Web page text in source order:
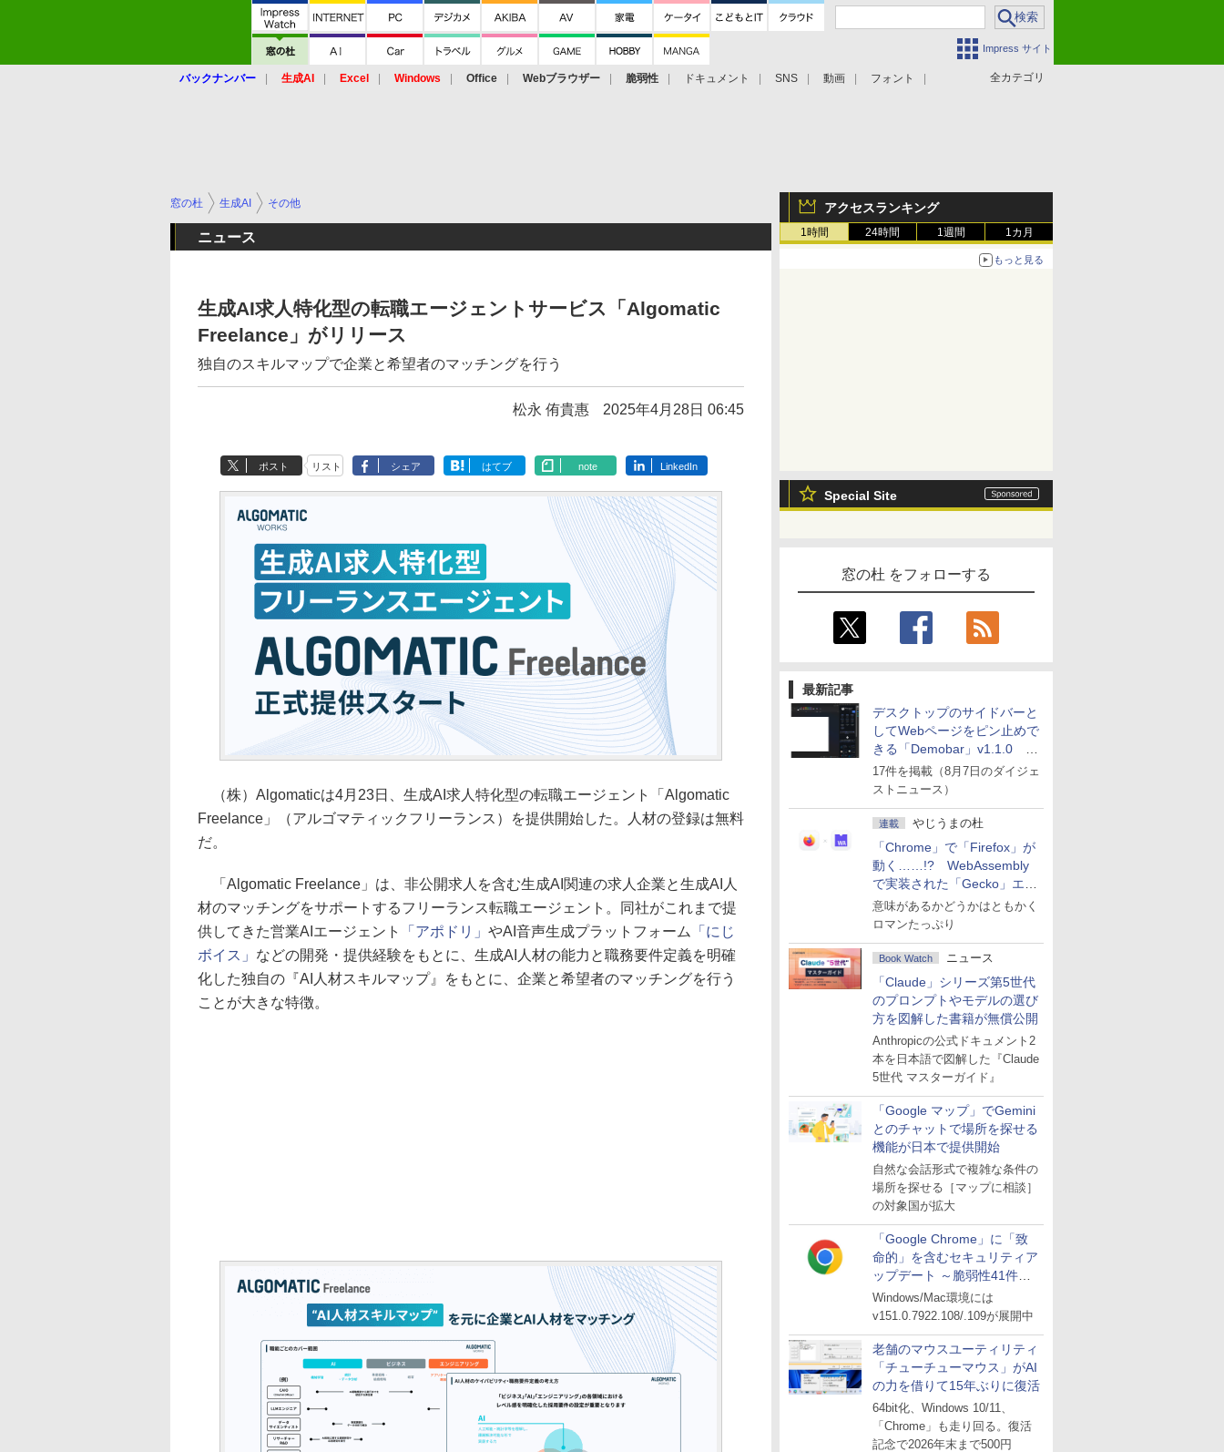
Impress サイト
全カテゴリ
バックナンバー 生成AI Excel Windows Office Webブラウザー 脆弱性 ドキュメント SNS 動画 フォント
アクセスランキング
1時間 24時間 1週間 1カ月
もっと見る
Special Site
窓の杜 をフォローする
最新記事
デスクトップのサイドバーと
してWebページをピン止めで
きる「Demobar」v1.1.0 ほ
か
17件を掲載（8月7日のダイジェ
ストニュース）
連載 やじうまの杜
「Chrome」で「Firefox」が
動く……!? WebAssembly
で実装された「Gecko」エン
ジン
意味があるかどうかはともかく
ロマンたっぷり
Book Watch ニュース
「Claude」シリーズ第5世代
のプロンプトやモデルの選び
方を図解した書籍が無償公開
Anthropicの公式ドキュメント2
本を日本語で図解した『Claude
5世代 マスターガイド』
「Google マップ」でGemini
とのチャットで場所を探せる
機能が日本で提供開始
自然な会話形式で複雑な条件の
場所を探せる［マップに相談］
の対象国が拡大
「Google Chrome」に「致
命的」を含むセキュリティア
ップデート ～脆弱性41件に
対処
Windows/Mac環境には
v151.0.7922.108/.109が展開中
老舗のマウスユーティリティ
「チューチューマウス」がAI
の力を借りて15年ぶりに復活
64bit化、Windows 10/11、
「Chrome」も走り回る。復活
記念で2026年末まで500円
窓の杜 生成AI その他
ニュース
生成AI求人特化型の転職エージェントサービス「Algomatic
Freelance」がリリース
独自のスキルマップで企業と希望者のマッチングを行う
松永 侑貴惠 2025年4月28日 06:45
ポスト リスト シェア はてブ note LinkedIn
（株）Algomaticは4月23日、生成AI求人特化型の転職エージェント「Algomatic
Freelance」（アルゴマティックフリーランス）を提供開始した。人材の登録は無料
だ。
「Algomatic Freelance」は、非公開求人を含む生成AI関連の求人企業と生成AI人
材のマッチングをサポートするフリーランス転職エージェント。同社がこれまで提
供してきた営業AIエージェント
「アポドリ」 やAI音声生成プラットフォーム
「にじ
ボイス」 などの開発・提供経験をもとに、生成AI人材の能力と職務要件定義を明確
化した独自の『AI人材スキルマップ』をもとに、企業と希望者のマッチングを行う
ことが大きな特徴。